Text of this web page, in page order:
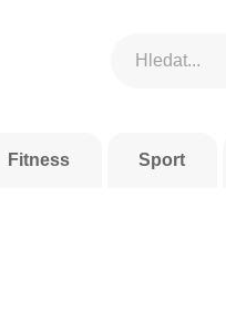
Fitness Sport